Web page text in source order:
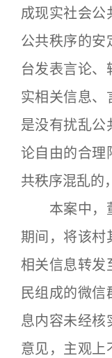
成现实社会公
公共秩序的安
台发表言论、
实相关信息、
是没有扰乱公
论自由的合理
共秩序混乱的
本案中，董
期间，将该村
相关信息转发
民组成的微信
息内容未经核
意见，主观上